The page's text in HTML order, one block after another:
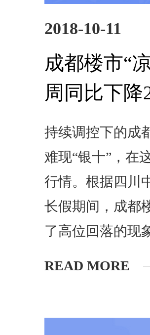
2018-10-11
成都楼市“
周同比下降
持续调控下的成
难现“银十”，在
行情。根据四川
长假期间，成都
了高位回落的现
READ MORE